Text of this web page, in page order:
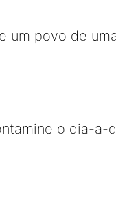
um povo de
o dia-a-